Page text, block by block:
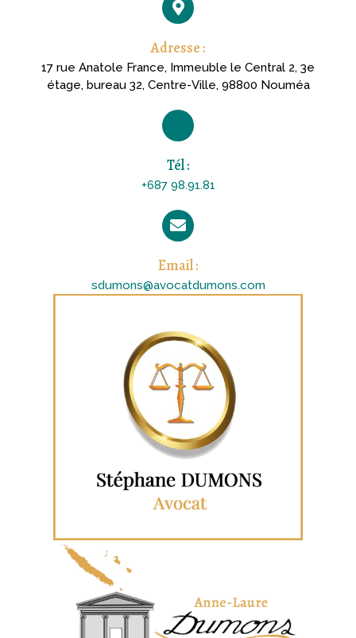
Adresse :
17 rue Anatole France, Immeuble le Central 2, 3e
étage, bureau 32, Centre-Ville, 98800 Nouméa
Tél :
+687 98.91.81
Email :
sdumons@avocatdumons.com